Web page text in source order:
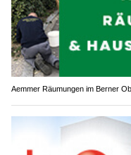
Aemmer Räumungen im Berner